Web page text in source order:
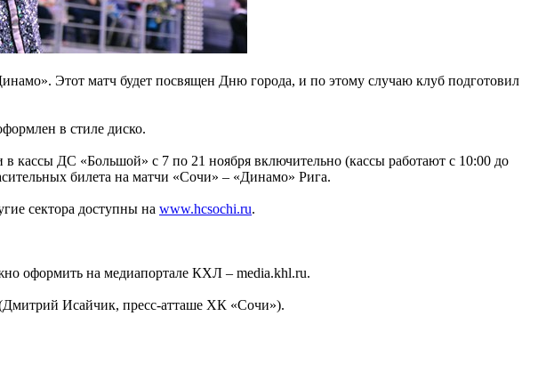
Этот матч будет посвящен Дню города, и по этому случаю клуб подготовил
в стиле диско.
кассы ДС «Большой» с 7 по 21 ноября включительно (кассы работают с 10:00 до
билета на матчи «Сочи» – «Динамо» Рига.
сектора доступны на www.hcsochi.ru.
оформить на медиапортале КХЛ – media.khl.ru.
Исайчик, пресс-атташе ХК «Сочи»).